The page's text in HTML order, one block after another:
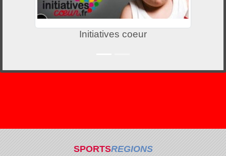
Initiatives coeur
SPORTSREGIONS